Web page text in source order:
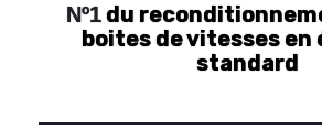
Nº1du
boites de vitesses en
standard